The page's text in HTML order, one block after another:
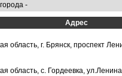
- 27.
иметь в виду, что режим
регионов. Каждое
В любом случае, можно
городских филиалов
Адрес
область, г. Брянск, проспект
область, с. Гордеевка,